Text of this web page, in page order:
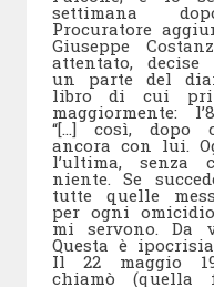
settimana
Procuratore
Giuseppe
attentato,
un parte del
libro di cui
maggiormente:
“[…] così, dopo
ancora con lui.
l’ultima, senza
niente. Se
tutte quelle
per ogni
mi servono. Da
Questa è
Il 22 maggio
chiamò (quella